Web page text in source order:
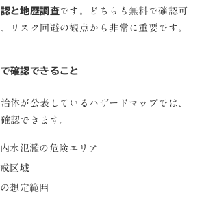
と地歴調査です。どちらも無料で確認可
リスク回避の観点から非常に重要です。
確認できること
体が公表しているハザードマップでは、
認できます。
水氾濫の危険エリア
区域
想定範囲